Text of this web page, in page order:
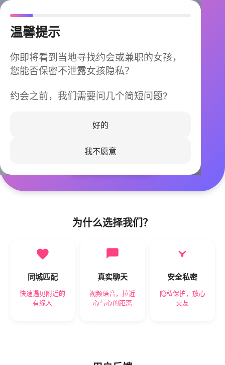
温馨提示
你即将看到当地寻找约会或兼职的女孩，
您能否保密不泄露女孩隐私？
约会之前，我们需要问几个简短问题?
好的
我不愿意
今晚不再孤单
同城快速匹配，马上认识身边的TA
立即下载
为什么选择我们？
同城匹配
快速遇见附近的
有缘人
真实聊天
视频语音，拉近
心与心的距离
安全私密
隐私保护，放心
交友